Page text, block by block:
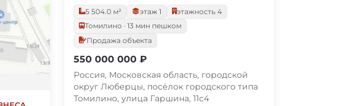
5 504.0 м²
этаж 1
этажность 4
Томилино · 13 мин пешком
Продажа объекта
550 000 000 ₽
Россия, Московская область, городской
округ Люберцы, посёлок городского типа
Томилино, улица Гаршина, 11с4